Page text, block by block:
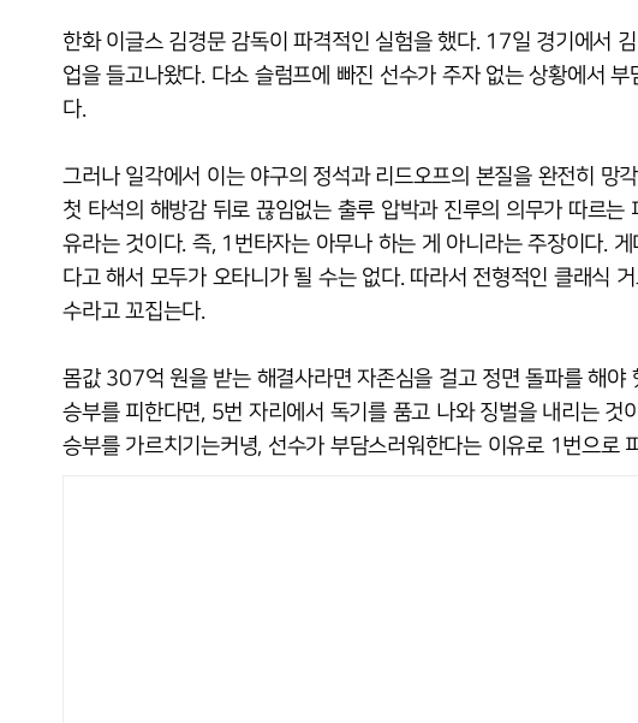
한화 이글스 김경문 감독이 파격적인 실험을 했다. 17일 경기에서
업을 들고나왔다. 다소 슬럼프에 빠진 선수가 주자 없는 상황에서
다.
그러나 일각에서 이는 야구의 정석과 리드오프의 본질을 완전히 망
첫 타석의 해방감 뒤로 끊임없는 출루 압박과 진루의 의무가 따르
유라는 것이다. 즉, 1번타자는 아무나 하는 게 아니라는 주장이다.
다고 해서 모두가 오타니가 될 수는 없다. 따라서 전형적인 클래식
수라고 꼬집는다.
몸값 307억 원을 받는 해결사라면 자존심을 걸고 정면 돌파를 해야
승부를 피한다면, 5번 자리에서 독기를 품고 나와 징벌을 내리는 것
승부를 가르치기는커녕, 선수가 부담스러워한다는 이유로 1번으로